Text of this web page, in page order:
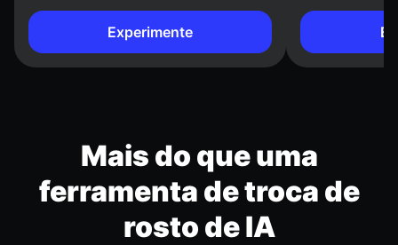
Experimente
Mais do que uma
ferramenta de troca de
rosto de IA